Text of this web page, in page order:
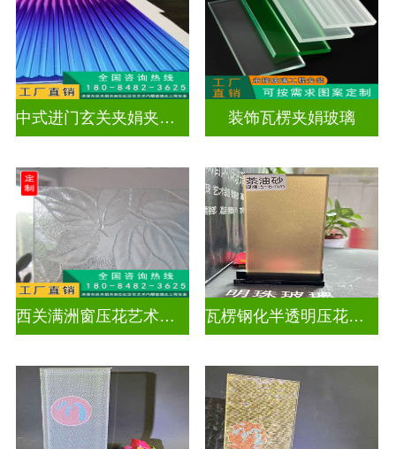
中式进门玄关夹娟夹丝玻璃 装饰瓦楞夹娟玻璃
西关满洲窗压花艺术玻璃门窗 瓦楞钢化半透明压花玻璃